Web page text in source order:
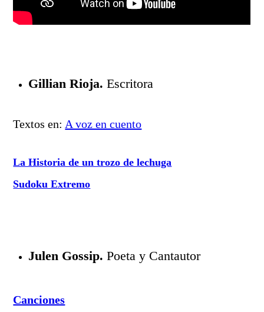
Gillian Rioja. Escritora
Textos en: A voz en cuento
La Historia de un trozo de lechuga
Sudoku Extremo
Julen Gossip. Poeta y Cantautor
Canciones